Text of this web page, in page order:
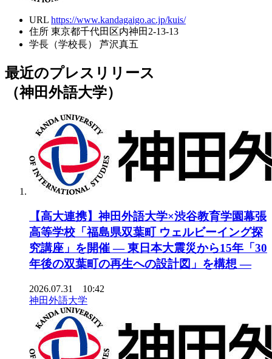
URL https://www.kandagaigo.ac.jp/kuis/
住所 東京都千代田区内神田2-13-13
学長（学校長）
芦沢真五
最近のプレスリリース
（神田外語大学）
【高大連携】神田外語大学×渋谷教育学園幕張
高等学校「福島県双葉町 ウェルビーイング探
究講座」を開催 ― 東日本大震災から15年「30
年後の双葉町の再生への設計図」を構想 ―
2026.07.31 10:42
神田外語大学